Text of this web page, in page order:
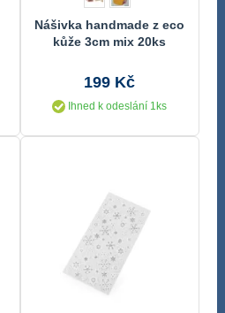
Nášivka handmade z eco
kůže 3cm mix 20ks
199 Kč
Ihned k odeslání 1ks